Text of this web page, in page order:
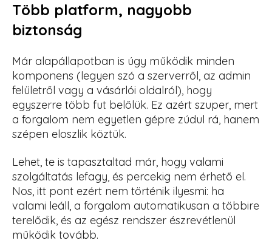
Több platform, nagyobb
biztonság
Már alapállapotban is úgy működik minden
komponens (legyen szó a szerverről, az admin
felületről vagy a vásárlói oldalról), hogy
egyszerre több fut belőlük. Ez azért szuper, mert
a forgalom nem egyetlen gépre zúdul rá, hanem
szépen eloszlik köztük.
Lehet, te is tapasztaltad már, hogy valami
szolgáltatás lefagy, és percekig nem érhető el.
Nos, itt pont ezért nem történik ilyesmi: ha
valami leáll, a forgalom automatikusan a többire
terelődik, és az egész rendszer észrevétlenül
működik tovább.